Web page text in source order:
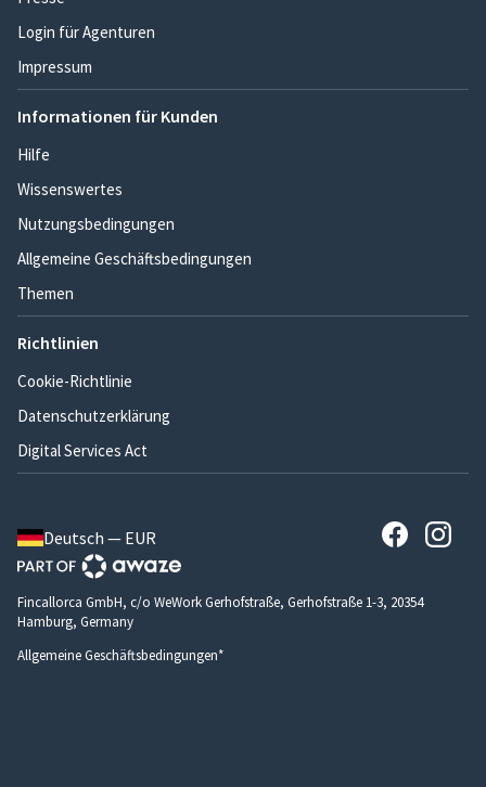
Login für Agenturen
Impressum
Informationen für Kunden
Hilfe
Wissenswertes
Nutzungsbedingungen
Allgemeine Geschäftsbedingungen
Themen
Richtlinien
Cookie-Richtlinie
Datenschutzerklärung
Digital Services Act
Deutsch — EUR
Fincallorca GmbH, c/o WeWork Gerhofstraße, Gerhofstraße 1-3, 20354
Hamburg, Germany
Allgemeine Geschäftsbedingungen*